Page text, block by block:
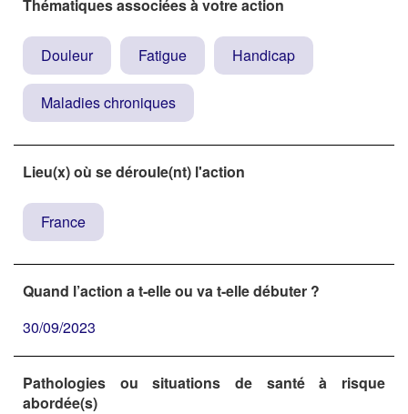
Thématiques associées à votre action
Douleur Fatigue Handicap
Maladies chroniques
Lieu(x) où se déroule(nt) l'action
France
Quand l’action a t-elle ou va t-elle débuter ?
30/09/2023
Pathologies ou situations de santé à risque
abordée(s)